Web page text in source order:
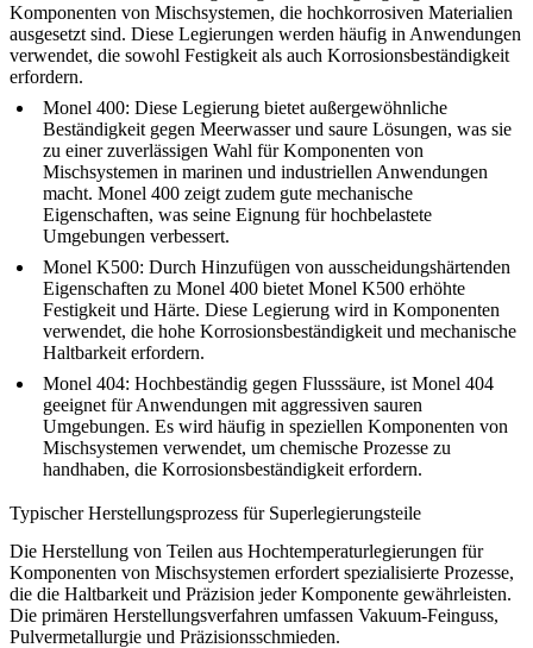
Komponenten von Mischsystemen, die hochkorrosiven Materialien
ausgesetzt sind. Diese Legierungen werden häufig in Anwendungen
verwendet, die sowohl Festigkeit als auch Korrosionsbeständigkeit
erfordern.
Monel 400: Diese Legierung bietet außergewöhnliche
Beständigkeit gegen Meerwasser und saure Lösungen, was sie
zu einer zuverlässigen Wahl für Komponenten von
Mischsystemen in marinen und industriellen Anwendungen
macht. Monel 400 zeigt zudem gute mechanische
Eigenschaften, was seine Eignung für hochbelastete
Umgebungen verbessert.
Monel K500: Durch Hinzufügen von ausscheidungshärtenden
Eigenschaften zu Monel 400 bietet Monel K500 erhöhte
Festigkeit und Härte. Diese Legierung wird in Komponenten
verwendet, die hohe Korrosionsbeständigkeit und mechanische
Haltbarkeit erfordern.
Monel 404: Hochbeständig gegen Flusssäure, ist Monel 404
geeignet für Anwendungen mit aggressiven sauren
Umgebungen. Es wird häufig in speziellen Komponenten von
Mischsystemen verwendet, um chemische Prozesse zu
handhaben, die Korrosionsbeständigkeit erfordern.
Typischer Herstellungsprozess für Superlegierungsteile
Die Herstellung von Teilen aus Hochtemperaturlegierungen für
Komponenten von Mischsystemen erfordert spezialisierte Prozesse,
die die Haltbarkeit und Präzision jeder Komponente gewährleisten.
Die primären Herstellungsverfahren umfassen Vakuum-Feinguss,
Pulvermetallurgie und Präzisionsschmieden.